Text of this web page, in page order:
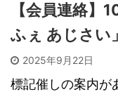
【会員連絡】
ふぇ あじさい
2025年9月22日
標記催しの案内